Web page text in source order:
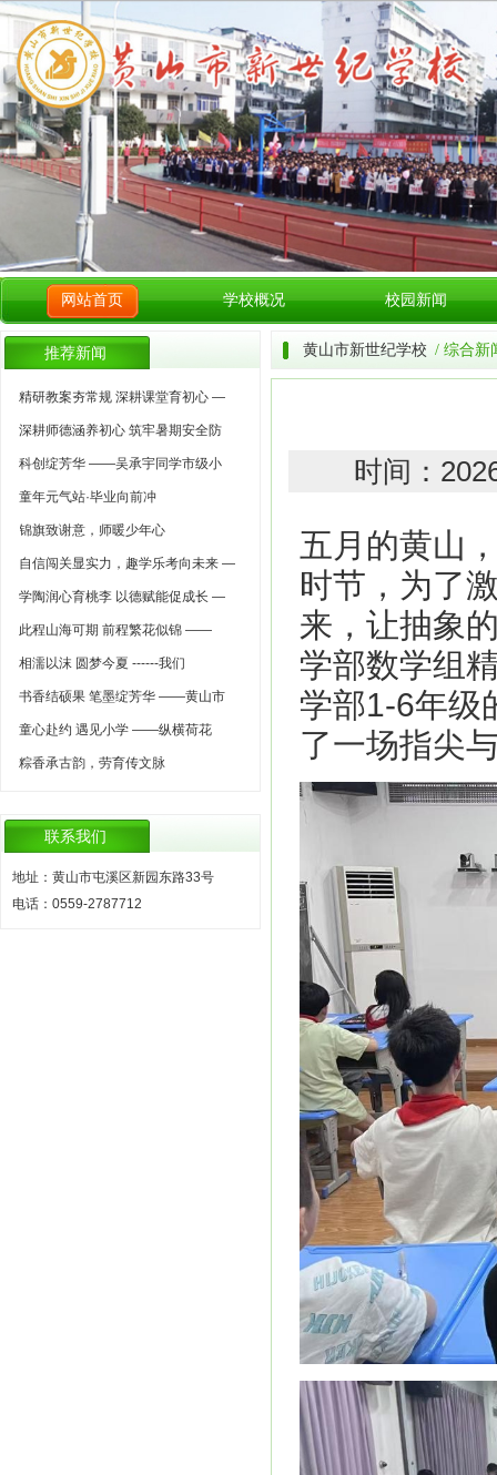
网站首页 学校概况 校园新闻
推荐新闻
精研教案夯常规 深耕课堂育初心 —
深耕师德涵养初心 筑牢暑期安全防
科创绽芳华 ——吴承宇同学市级小
童年元气站·毕业向前冲
锦旗致谢意，师暖少年心
自信闯关显实力，趣学乐考向未来 —
学陶润心育桃李 以德赋能促成长 —
此程山海可期 前程繁花似锦 ——
相濡以沫 圆梦今夏 ------我们
书香结硕果 笔墨绽芳华 ——黄山市
童心赴约 遇见小学 ——纵横荷花
粽香承古韵，劳育传文脉
联系我们
地址：黄山市屯溪区新园东路33号
电话：0559-2787712
黄山市新世纪学校 / 综合新
时间：
五月的黄山
时节，为了
来，让抽象
学部数学组
学部1-6年级
了一场指尖